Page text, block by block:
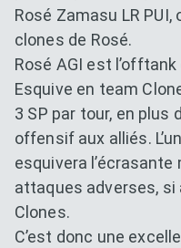
Rosé Zamasu LR
clones de Rosé.
Rosé AGI est l’offtank
Esquive en team
3 SP par tour, en plus
offensif aux alliés.
esquivera
attaques adverses,
Clones.
C’est donc une